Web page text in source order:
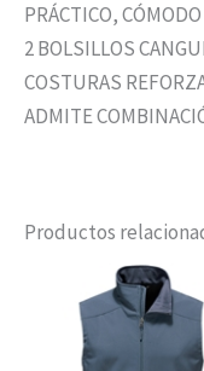
PRÁCTICO,
2 BOLSILLOS
COSTURAS
ADMITE
Productos